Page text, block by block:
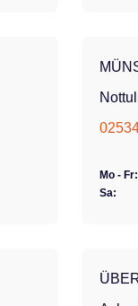
Mo - Fr:
Sa: